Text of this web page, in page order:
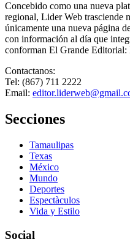
Concebido como una nueva
regional, Lider Web trasciende
únicamente una nueva página
con información al día que
conforman El Grande
Contactanos:
Tel: (867) 711 2222
Email:
Secciones
Tamaulipas
Texas
México
Mundo
Deportes
Espectàculos
Vida y Estilo
Social